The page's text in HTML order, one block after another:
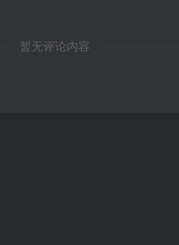
暂无评论内容